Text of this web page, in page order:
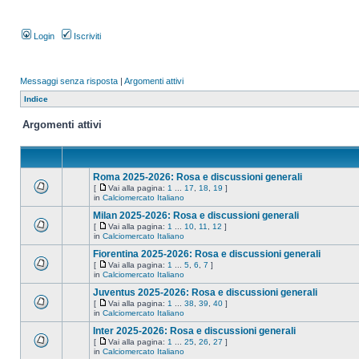
Login Iscriviti
Messaggi senza risposta | Argomenti attivi
Indice
Argomenti attivi
Roma 2025-2026: Rosa e discussioni generali
[ Vai alla pagina: 1 17 18 19 ]
in Calciomercato Italiano
Milan 2025-2026: Rosa e discussioni generali
[ Vai alla pagina: 1 10 11 12 ]
in Calciomercato Italiano
Fiorentina 2025-2026: Rosa e discussioni generali
[ Vai alla pagina: 1 5 6 7 ]
in Calciomercato Italiano
Juventus 2025-2026: Rosa e discussioni generali
[ Vai alla pagina: 1 38 39 40 ]
in Calciomercato Italiano
Inter 2025-2026: Rosa e discussioni generali
[ Vai alla pagina: 1 25 26 27 ]
in Calciomercato Italiano